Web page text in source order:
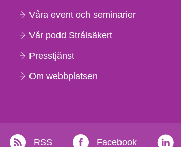
Våra event och seminarier
Vår podd Strålsäkert
Presstjänst
Om webbplatsen
RSS Facebook